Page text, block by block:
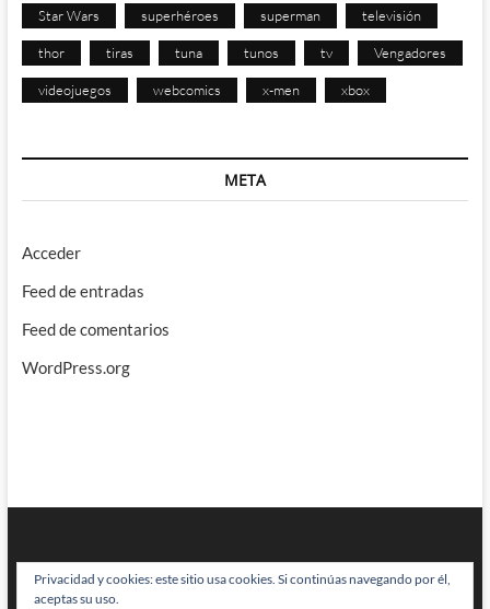
Star Wars superhéroes superman televisión
thor tiras tuna tunos tv Vengadores
videojuegos webcomics x-men xbox
META
Acceder
Feed de entradas
Feed de comentarios
WordPress.org
Privacidad y cookies: este sitio usa cookies. Si continúas navegando por él,
aceptas su uso.